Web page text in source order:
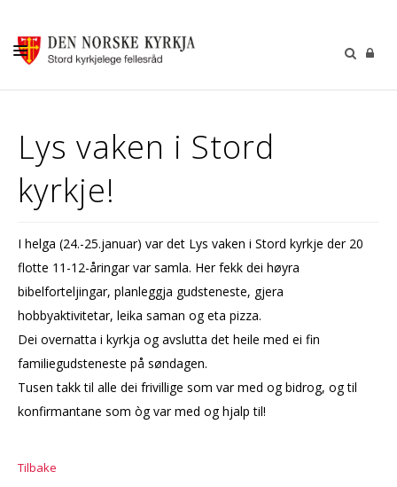
GUDSTENESTER
DÅP VIGSEL GRAVFERD
BARN OG UNGDOM
SOKNERÅDA
KONTAKT OSS
Lys vaken i Stord
kyrkje!
I helga (24.-25.januar) var det Lys vaken i Stord kyrkje der 20
flotte 11-12-åringar var samla. Her fekk dei høyra
bibelforteljingar, planleggja gudsteneste, gjera
hobbyaktivitetar, leika saman og eta pizza.
Dei overnatta i kyrkja og avslutta det heile med ei fin
familiegudsteneste på søndagen.
Tusen takk til alle dei frivillige som var med og bidrog, og til
konfirmantane som òg var med og hjalp til!
Tilbake